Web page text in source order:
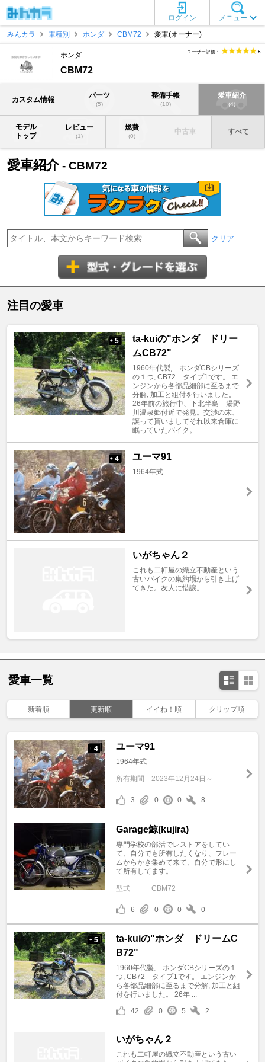
メニュー
ログイン
みんカラ
車種別 ホンダ CBM72 愛車(オーナー)
ホンダ
CBM72
ユーザー評価： 5
カスタム情報 パーツ
(5)
整備手帳
(10)
愛車紹介
(4)
モデル
トップ
レビュー
(1)
燃費
(0)
中古車 すべて
愛車紹介- CBM72
クリア
注目の愛車
+ 5
ta-kuiの"ホンダ ドリー
ムCB72"
1960年代製, ホンダCBシリーズ
の１つ, CB72 タイプ1です。 エ
ンジンから各部品細部に至るまで
分解, 加工と組付を行いました。
26年前の旅行中、下北半島 湯野
川温泉郷付近で発見。交渉の末、
譲って貰いましてそれ以来倉庫に
眠っていたバイク。
+ 4 ユーマ91
1964年式
いがちゃん２
これも二軒屋の織立不動産という
古いバイクの集約場から引き上げ
てきた。友人に惜譲。
愛車一覧
新着順 更新順 イイね！順 クリップ順
+ 4 ユーマ91
1964年式
所有期間 2023年12月24日～
3 0 0 8
Garage鯨(kujira)
専門学校の部活でレストアをしてい
て、自分でも所有したくなり、フレー
ムからかき集めて来て、自分で形にし
て所有してます。
型式 CBM72
6 0 0 0
+ 5
ta-kuiの"ホンダ ドリームC
B72"
1960年代製, ホンダCBシリーズの１
つ, CB72 タイプ1です。 エンジンか
ら各部品細部に至るまで分解, 加工と組
付を行いました。 26年 ...
42
0 5 2
いがちゃん２
これも二軒屋の織立不動産という古い